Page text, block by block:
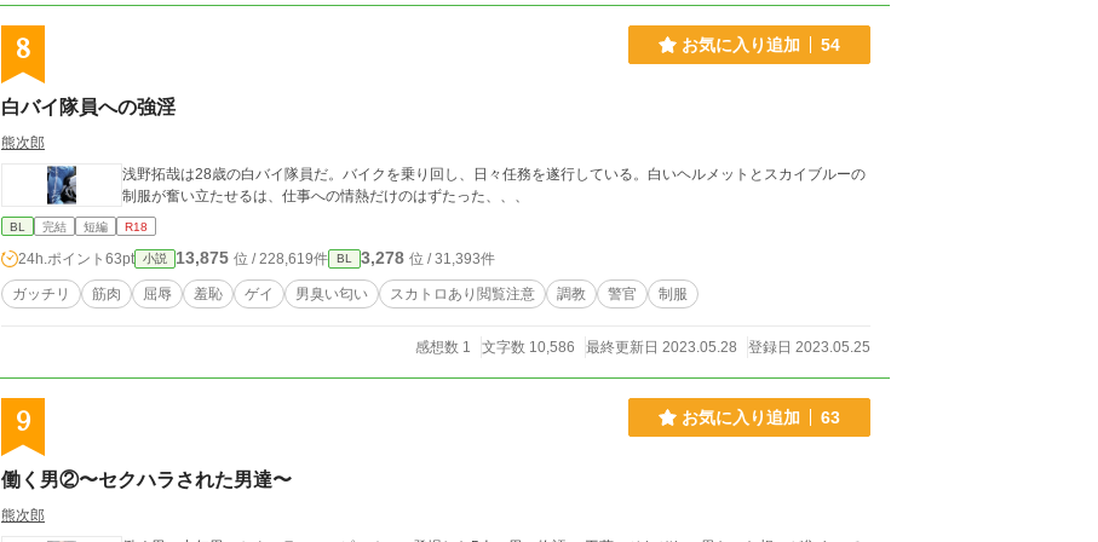
8 お気に入り追加 54
白バイ隊員への強淫
熊次郎
浅野拓哉は28歳の白バイ隊員だ。バイクを乗り回し、日々任務を遂行している。白いヘルメットとスカイブルーの
制服が奮い立たせるは、仕事への情熱だけのはずたった、、、
BL 完結 短編 R18
24h.ポイント 63pt 小説 13,875 位 / 228,619件 BL 3,278 位 / 31,393件
ガッチリ 筋肉 屈辱 羞恥 ゲイ 男臭い匂い スカトロあり閲覧注意 調教 警官 制服
感想数 1 文字数 10,586 最終更新日 2023.05.28 登録日 2023.05.25
9 お気に入り追加 63
働く男②〜セクハラされた男達〜
熊次郎